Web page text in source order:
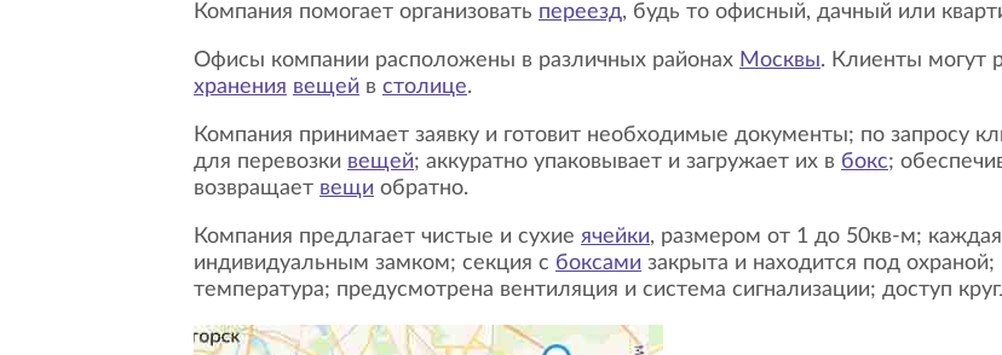
Компания помогает организовать переезд, будь то офисный, дачный или
Офисы компании расположены в различных районах Москвы. Клиенты могут
хранения вещей в столице.
Компания принимает заявку и готовит необходимые документы; по запросу клиента направляется на своем транспорте
для перевозки вещей; аккуратно упаковывает и загружает их в бокс;
возвращает вещи обратно.
Компания предлагает чистые и сухие ячейки, размером от 1 до 50кв-м;
индивидуальным замком; секция с боксами закрыта и находится под
температура; предусмотрена вентиляция и система сигнализации; доступ